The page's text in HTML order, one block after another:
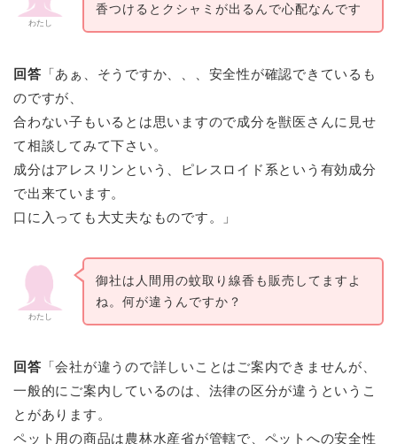
わたし
香つけるとクシャミが出るんで心配なんです
回答 「あぁ、そうですか、、、安全性が確認できているも
のですが、
合わない子もいるとは思いますので成分を獣医さんに見せ
て相談してみて下さい。
成分はアレスリンという、ピレスロイド系という有効成分
で出来ています。
口に入っても大丈夫なものです。」
わたし
御社は人間用の蚊取り線香も販売してますよ
ね。何が違うんですか？
回答 「会社が違うので詳しいことはご案内できませんが、
一般的にご案内しているのは、法律の区分が違うというこ
とがあります。
ペット用の商品は農林水産省が管轄で、ペットへの安全性